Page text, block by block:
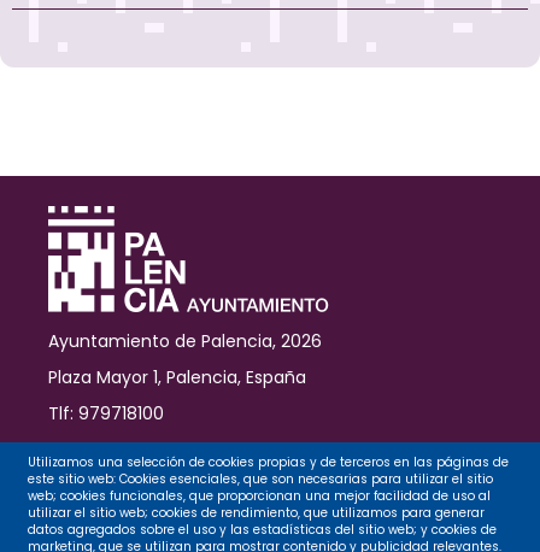
Palencia
fomentar
sano
y
sostenible"
Ayuntamiento de Palencia, 2026
Plaza Mayor 1, Palencia, España
Tlf: 979718100
Contacto
Legal
Utilizamos una selección de cookies propias y de terceros en las páginas de
este sitio web: Cookies esenciales, que son necesarias para utilizar el sitio
web; cookies funcionales, que proporcionan una mejor facilidad de uso al
utilizar el sitio web; cookies de rendimiento, que utilizamos para generar
datos agregados sobre el uso y las estadísticas del sitio web; y cookies de
marketing, que se utilizan para mostrar contenido y publicidad relevantes.